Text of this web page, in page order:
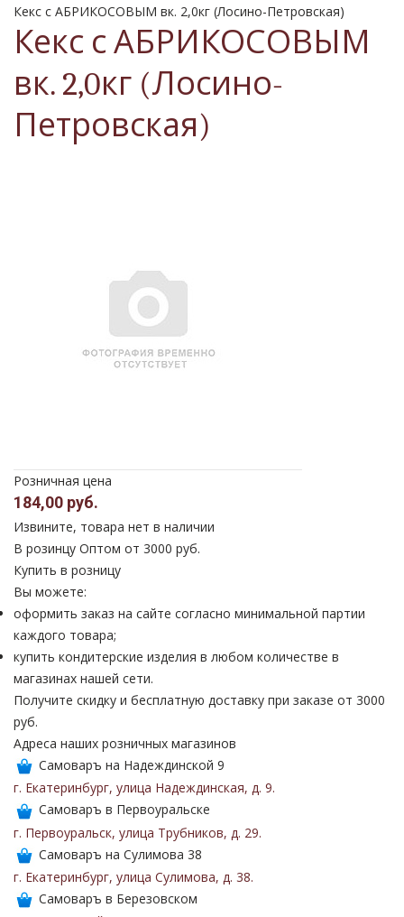
Кекс с АБРИКОСОВЫМ вк. 2,0кг (Лосино-Петровская)
Кекс с АБРИКОСОВЫМ
вк. 2,0кг (Лосино-
Петровская)
Розничная цена
184,00 руб.
Извините, товара нет в наличии
В розинцу Оптом от 3000 руб.
Купить в розницу
Вы можете:
оформить заказ на сайте согласно минимальной партии
каждого товара;
купить кондитерские изделия в любом количестве в
магазинах нашей сети.
Получите скидку и бесплатную доставку при заказе от 3000
руб.
Адреса наших розничных магазинов
Самоваръ на Надеждинской 9
г. Екатеринбург, улица Надеждинская, д. 9.
Самоваръ в Первоуральске
г. Первоуральск, улица Трубников, д. 29.
Самоваръ на Сулимова 38
г. Екатеринбург, улица Сулимова, д. 38.
Самоваръ в Березовском